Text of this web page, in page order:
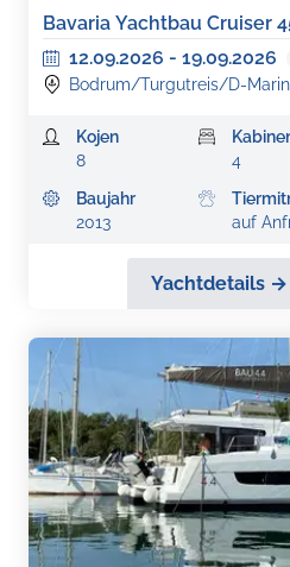
Bavaria Yachtbau Cruiser
12.09.2026 - 19.09.2026
Bodrum/Turgutreis/D-
Kojen
8
4
Baujahr
2013
auf
Yachtdetails →